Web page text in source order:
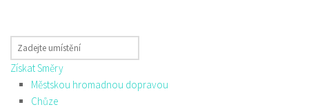
Získat Směry
Městskou hromadnou dopravou
Chůze